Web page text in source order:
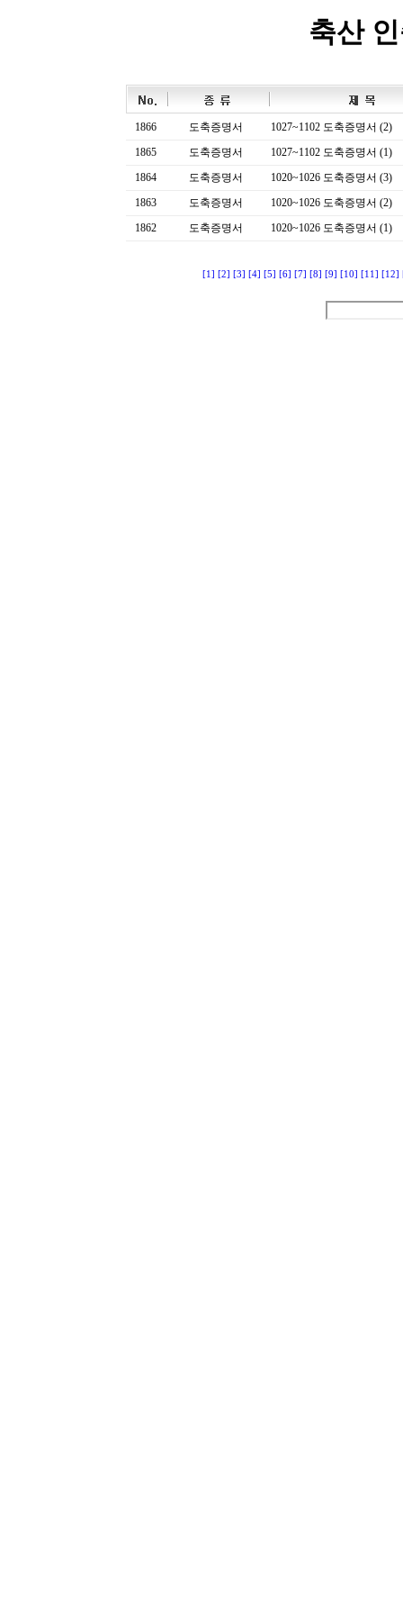
축산
1866 도축증명서
1027~1102 도축증명서 (2)
1865
도축증명서
1027~1102 도축증명서 (1)
1864
도축증명서
1020~1026 도축증명서 (3)
1863
도축증명서
1020~1026 도축증명서 (2)
1862
도축증명서 1020~1026 도축증명서 (1)
[1] [2] [3] [4] [5] [6] [7] [8] [9] [10] [11] [12]